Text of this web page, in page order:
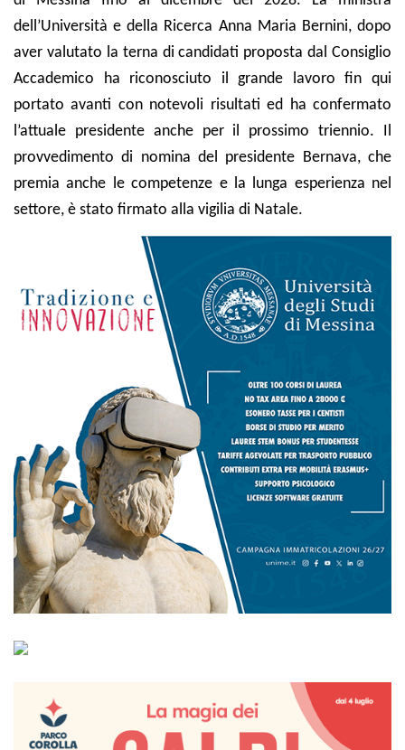
dell’Università e della Ricerca Anna Maria Bernini, dopo
aver valutato la terna di candidati proposta dal Consiglio
Accademico ha riconosciuto il grande lavoro fin qui
portato avanti con notevoli risultati ed ha confermato
l’attuale presidente anche per il prossimo triennio. Il
provvedimento di nomina del presidente Bernava, che
premia anche le competenze e la lunga esperienza nel
settore, è stato firmato alla vigilia di Natale.